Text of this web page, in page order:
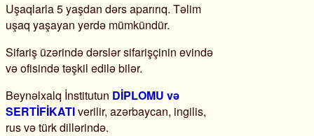
Uşaqlarla 5 yaşdan dərs aparırıq. Təlim
uşaq yaşayan yerdə mümkündür.
Sifariş üzərində dərslər sifarişçinin evində
və ofisində təşkil edilə bilər.
Beynəlxalq İnstitutun DİPLOMU və
SERTİFİKATIverilir, azərbaycan, ingilis,
rus və türk dillərində.